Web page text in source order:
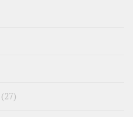
(27)